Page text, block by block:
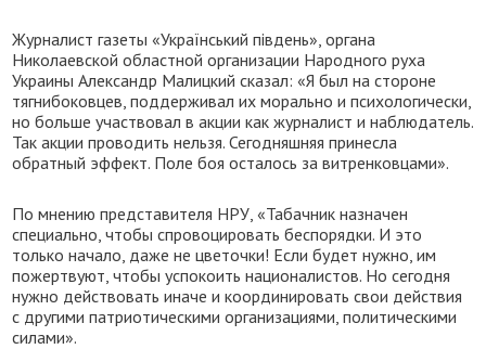
Журналист газеты «Український південь», органа
Николаевской областной организации Народного руха
Украины Александр Малицкий сказал: «Я был на стороне
тягнибоковцев, поддерживал их морально и психологически,
но больше участвовал в акции как журналист и наблюдатель.
Так акции проводить нельзя. Сегодняшняя принесла
обратный эффект. Поле боя осталось за витренковцами».
По мнению представителя НРУ, «Табачник назначен
специально, чтобы спровоцировать беспорядки. И это
только начало, даже не цветочки! Если будет нужно, им
пожертвуют, чтобы успокоить националистов. Но сегодня
нужно действовать иначе и координировать свои действия
с другими патриотическими организациями, политическими
силами».